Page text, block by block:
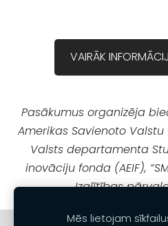
VAIRĀK
Pasākumus organizēja
Amerikas Savienoto Valstu
Valsts departamenta
inovāciju fonda (AEIF),
Izglītības
Mēs lietojam